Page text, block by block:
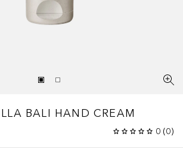
BALI HAND CREAM
0 (0)